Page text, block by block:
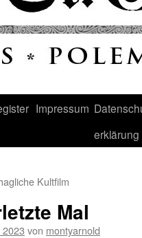
Impressum
erklärung
Kultfilm
Mal
von montyarnold